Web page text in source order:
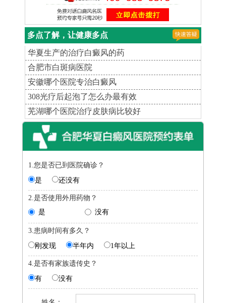
多点了解，让健康多点
华夏生产的治疗白癜风的药
合肥市白斑病医院
安徽哪个医院专治白癜风
308光疗后起泡了怎么办最有效
芜湖哪个医院治疗皮肤病比较好
1.您是否已到医院确诊？
是
还没有
2.是否使用外用药物？
是
没有
3.患病时间有多久？
刚发现
半年内 1年以上
4.是否有家族遗传史？
有
没有